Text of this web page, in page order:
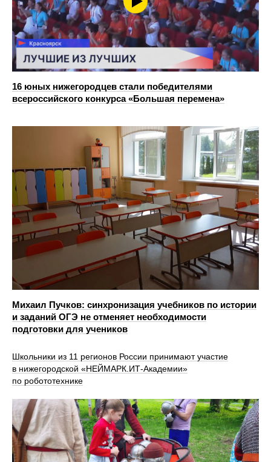
16 юных нижегородцев стали победителями
всероссийского конкурса «Большая перемена»
Михаил Пучков: cинхронизация учебников по истории
и заданий ОГЭ не отменяет необходимости
подготовки для учеников
Школьники из 11 регионов России принимают участие
в нижегородской «НЕЙМАРК.ИТ-Академии»
по робототехнике